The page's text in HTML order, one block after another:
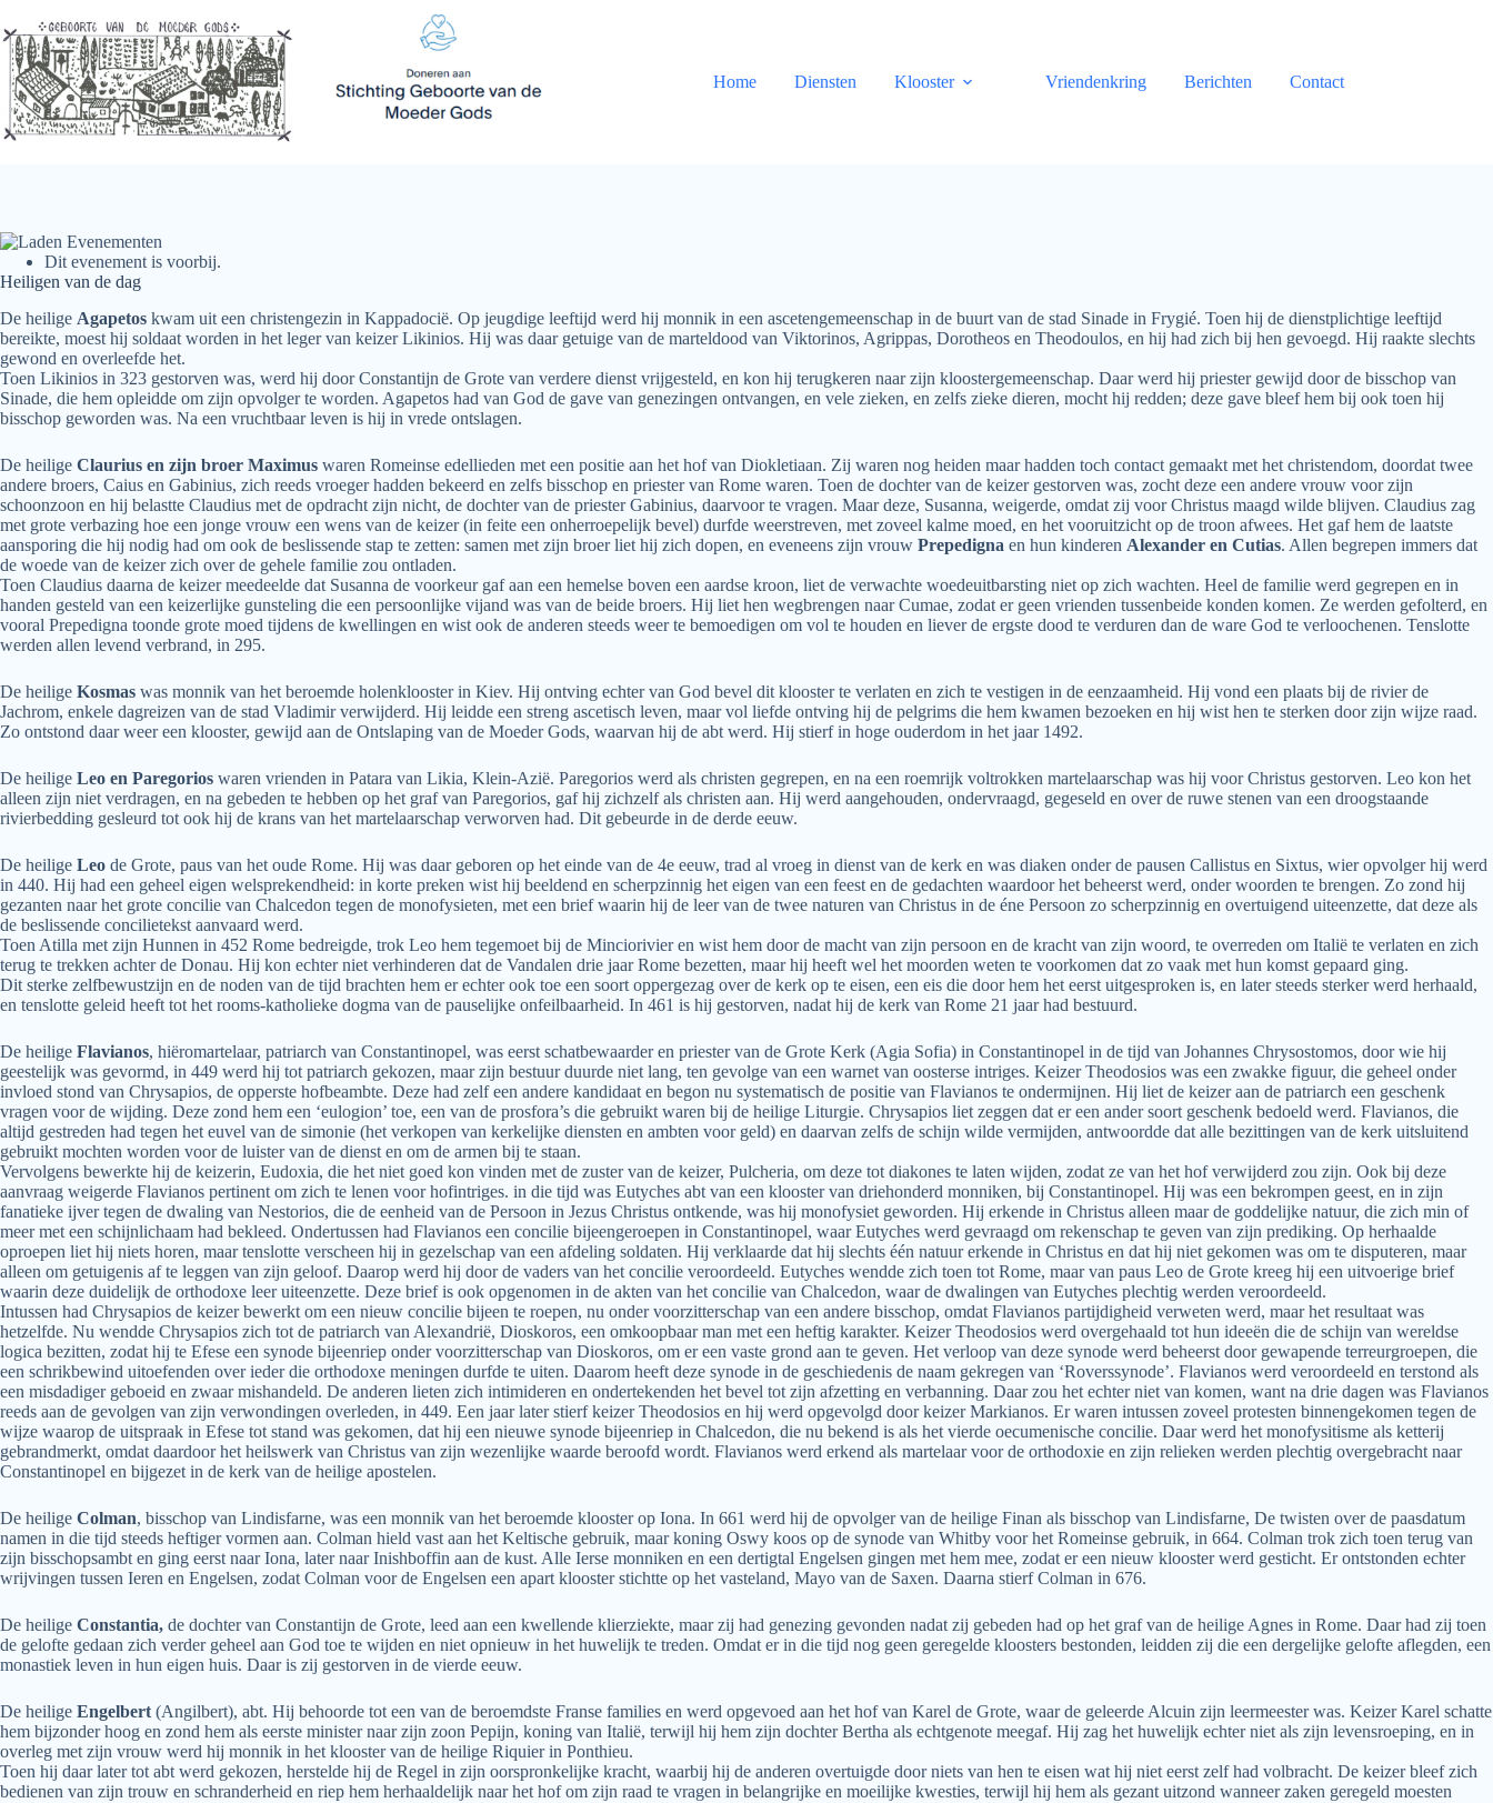
naar
de
inhoud
Home Diensten Klooster Vriendenkring Berichten Contact
Dit evenement is voorbij.
Heiligen van de dag
De heilige Agapetos kwam uit een christengezin in Kappadocië. Op jeugdige leeftijd werd hij monnik in een ascetengemeenschap in de buurt van de stad Sinade in Frygié. Toen hij de dienstplichtige leeftijd
bereikte, moest hij soldaat worden in het leger van keizer Likinios. Hij was daar getuige van de marteldood van Viktorinos, Agrippas, Dorotheos en Theodoulos, en hij had zich bij hen gevoegd. Hij raakte slechts
gewond en overleefde het.
Toen Likinios in 323 gestorven was, werd hij door Constantijn de Grote van verdere dienst vrijgesteld, en kon hij terugkeren naar zijn kloostergemeenschap. Daar werd hij priester gewijd door de bisschop van
Sinade, die hem opleidde om zijn opvolger te worden. Agapetos had van God de gave van genezingen ontvangen, en vele zieken, en zelfs zieke dieren, mocht hij redden; deze gave bleef hem bij ook toen hij
bisschop geworden was. Na een vruchtbaar leven is hij in vrede ontslagen.
De heilige Claurius en zijn broer Maximus waren Romeinse edellieden met een positie aan het hof van Diokletiaan. Zij waren nog heiden maar hadden toch contact gemaakt met het christendom, doordat twee
andere broers, Caius en Gabinius, zich reeds vroeger hadden bekeerd en zelfs bisschop en priester van Rome waren. Toen de dochter van de keizer gestorven was, zocht deze een andere vrouw voor zijn
schoonzoon en hij belastte Claudius met de opdracht zijn nicht, de dochter van de priester Gabinius, daarvoor te vragen. Maar deze, Susanna, weigerde, omdat zij voor Christus maagd wilde blijven. Claudius zag
met grote verbazing hoe een jonge vrouw een wens van de keizer (in feite een onherroepelijk bevel) durfde weerstreven, met zoveel kalme moed, en het vooruitzicht op de troon afwees. Het gaf hem de laatste
aansporing die hij nodig had om ook de beslissende stap te zetten: samen met zijn broer liet hij zich dopen, en eveneens zijn vrouw Prepedigna en hun kinderen Alexander en Cutias. Allen begrepen immers dat
de woede van de keizer zich over de gehele familie zou ontladen.
Toen Claudius daarna de keizer meedeelde dat Susanna de voorkeur gaf aan een hemelse boven een aardse kroon, liet de verwachte woedeuitbarsting niet op zich wachten. Heel de familie werd gegrepen en in
handen gesteld van een keizerlijke gunsteling die een persoonlijke vijand was van de beide broers. Hij liet hen wegbrengen naar Cumae, zodat er geen vrienden tussenbeide konden komen. Ze werden gefolterd, en
vooral Prepedigna toonde grote moed tijdens de kwellingen en wist ook de anderen steeds weer te bemoedigen om vol te houden en liever de ergste dood te verduren dan de ware God te verloochenen. Tenslotte
werden allen levend verbrand, in 295.
De heilige Kosmas was monnik van het beroemde holenklooster in Kiev. Hij ontving echter van God bevel dit klooster te verlaten en zich te vestigen in de eenzaamheid. Hij vond een plaats bij de rivier de
Jachrom, enkele dagreizen van de stad Vladimir verwijderd. Hij leidde een streng ascetisch leven, maar vol liefde ontving hij de pelgrims die hem kwamen bezoeken en hij wist hen te sterken door zijn wijze raad.
Zo ontstond daar weer een klooster, gewijd aan de Ontslaping van de Moeder Gods, waarvan hij de abt werd. Hij stierf in hoge ouderdom in het jaar 1492.
De heilige Leo en Paregorios waren vrienden in Patara van Likia, Klein-Azië. Paregorios werd als christen gegrepen, en na een roemrijk voltrokken martelaarschap was hij voor Christus gestorven. Leo kon het
alleen zijn niet verdragen, en na gebeden te hebben op het graf van Paregorios, gaf hij zichzelf als christen aan. Hij werd aangehouden, ondervraagd, gegeseld en over de ruwe stenen van een droogstaande
rivierbedding gesleurd tot ook hij de krans van het martelaarschap verworven had. Dit gebeurde in de derde eeuw.
De heilige Leo de Grote, paus van het oude Rome. Hij was daar geboren op het einde van de 4e eeuw, trad al vroeg in dienst van de kerk en was diaken onder de pausen Callistus en Sixtus, wier opvolger hij werd
in 440. Hij had een geheel eigen welsprekendheid: in korte preken wist hij beeldend en scherpzinnig het eigen van een feest en de gedachten waardoor het beheerst werd, onder woorden te brengen. Zo zond hij
gezanten naar het grote concilie van Chalcedon tegen de monofysieten, met een brief waarin hij de leer van de twee naturen van Christus in de éne Persoon zo scherpzinnig en overtuigend uiteenzette, dat deze als
de beslissende concilietekst aanvaard werd.
Toen Atilla met zijn Hunnen in 452 Rome bedreigde, trok Leo hem tegemoet bij de Minciorivier en wist hem door de macht van zijn persoon en de kracht van zijn woord, te overreden om Italië te verlaten en zich
terug te trekken achter de Donau. Hij kon echter niet verhinderen dat de Vandalen drie jaar Rome bezetten, maar hij heeft wel het moorden weten te voorkomen dat zo vaak met hun komst gepaard ging.
Dit sterke zelfbewustzijn en de noden van de tijd brachten hem er echter ook toe een soort oppergezag over de kerk op te eisen, een eis die door hem het eerst uitgesproken is, en later steeds sterker werd herhaald,
en tenslotte geleid heeft tot het rooms-katholieke dogma van de pauselijke onfeilbaarheid. In 461 is hij gestorven, nadat hij de kerk van Rome 21 jaar had bestuurd.
De heilige Flavianos, hiëromartelaar, patriarch van Constantinopel, was eerst schatbewaarder en priester van de Grote Kerk (Agia Sofia) in Constantinopel in de tijd van Johannes Chrysostomos, door wie hij
geestelijk was gevormd, in 449 werd hij tot patriarch gekozen, maar zijn bestuur duurde niet lang, ten gevolge van een warnet van oosterse intriges. Keizer Theodosios was een zwakke figuur, die geheel onder
invloed stond van Chrysapios, de opperste hofbeambte. Deze had zelf een andere kandidaat en begon nu systematisch de positie van Flavianos te ondermijnen. Hij liet de keizer aan de patriarch een geschenk
vragen voor de wijding. Deze zond hem een ‘eulogion’ toe, een van de prosfora’s die gebruikt waren bij de heilige Liturgie. Chrysapios liet zeggen dat er een ander soort geschenk bedoeld werd. Flavianos, die
altijd gestreden had tegen het euvel van de simonie (het verkopen van kerkelijke diensten en ambten voor geld) en daarvan zelfs de schijn wilde vermijden, antwoordde dat alle bezittingen van de kerk uitsluitend
gebruikt mochten worden voor de luister van de dienst en om de armen bij te staan.
Vervolgens bewerkte hij de keizerin, Eudoxia, die het niet goed kon vinden met de zuster van de keizer, Pulcheria, om deze tot diakones te laten wijden, zodat ze van het hof verwijderd zou zijn. Ook bij deze
aanvraag weigerde Flavianos pertinent om zich te lenen voor hofintriges. in die tijd was Eutyches abt van een klooster van driehonderd monniken, bij Constantinopel. Hij was een bekrompen geest, en in zijn
fanatieke ijver tegen de dwaling van Nestorios, die de eenheid van de Persoon in Jezus Christus ontkende, was hij monofysiet geworden. Hij erkende in Christus alleen maar de goddelijke natuur, die zich min of
meer met een schijnlichaam had bekleed. Ondertussen had Flavianos een concilie bijeengeroepen in Constantinopel, waar Eutyches werd gevraagd om rekenschap te geven van zijn prediking. Op herhaalde
oproepen liet hij niets horen, maar tenslotte verscheen hij in gezelschap van een afdeling soldaten. Hij verklaarde dat hij slechts één natuur erkende in Christus en dat hij niet gekomen was om te disputeren, maar
alleen om getuigenis af te leggen van zijn geloof. Daarop werd hij door de vaders van het concilie veroordeeld. Eutyches wendde zich toen tot Rome, maar van paus Leo de Grote kreeg hij een uitvoerige brief
waarin deze duidelijk de orthodoxe leer uiteenzette. Deze brief is ook opgenomen in de akten van het concilie van Chalcedon, waar de dwalingen van Eutyches plechtig werden veroordeeld.
Intussen had Chrysapios de keizer bewerkt om een nieuw concilie bijeen te roepen, nu onder voorzitterschap van een andere bisschop, omdat Flavianos partijdigheid verweten werd, maar het resultaat was
hetzelfde. Nu wendde Chrysapios zich tot de patriarch van Alexandrië, Dioskoros, een omkoopbaar man met een heftig karakter. Keizer Theodosios werd overgehaald tot hun ideeën die de schijn van wereldse
logica bezitten, zodat hij te Efese een synode bijeenriep onder voorzitterschap van Dioskoros, om er een vaste grond aan te geven. Het verloop van deze synode werd beheerst door gewapende terreurgroepen, die
een schrikbewind uitoefenden over ieder die orthodoxe meningen durfde te uiten. Daarom heeft deze synode in de geschiedenis de naam gekregen van ‘Roverssynode’. Flavianos werd veroordeeld en terstond als
een misdadiger geboeid en zwaar mishandeld. De anderen lieten zich intimideren en ondertekenden het bevel tot zijn afzetting en verbanning. Daar zou het echter niet van komen, want na drie dagen was Flavianos
reeds aan de gevolgen van zijn verwondingen overleden, in 449. Een jaar later stierf keizer Theodosios en hij werd opgevolgd door keizer Markianos. Er waren intussen zoveel protesten binnengekomen tegen de
wijze waarop de uitspraak in Efese tot stand was gekomen, dat hij een nieuwe synode bijeenriep in Chalcedon, die nu bekend is als het vierde oecumenische concilie. Daar werd het monofysitisme als ketterij
gebrandmerkt, omdat daardoor het heilswerk van Christus van zijn wezenlijke waarde beroofd wordt. Flavianos werd erkend als martelaar voor de orthodoxie en zijn relieken werden plechtig overgebracht naar
Constantinopel en bijgezet in de kerk van de heilige apostelen.
De heilige Colman, bisschop van Lindisfarne, was een monnik van het beroemde klooster op Iona. In 661 werd hij de opvolger van de heilige Finan als bisschop van Lindisfarne, De twisten over de paasdatum
namen in die tijd steeds heftiger vormen aan. Colman hield vast aan het Keltische gebruik, maar koning Oswy koos op de synode van Whitby voor het Romeinse gebruik, in 664. Colman trok zich toen terug van
zijn bisschopsambt en ging eerst naar Iona, later naar Inishboffin aan de kust. Alle Ierse monniken en een dertigtal Engelsen gingen met hem mee, zodat er een nieuw klooster werd gesticht. Er ontstonden echter
wrijvingen tussen Ieren en Engelsen, zodat Colman voor de Engelsen een apart klooster stichtte op het vasteland, Mayo van de Saxen. Daarna stierf Colman in 676.
De heilige Constantia, de dochter van Constantijn de Grote, leed aan een kwellende klierziekte, maar zij had genezing gevonden nadat zij gebeden had op het graf van de heilige Agnes in Rome. Daar had zij toen
de gelofte gedaan zich verder geheel aan God toe te wijden en niet opnieuw in het huwelijk te treden. Omdat er in die tijd nog geen geregelde kloosters bestonden, leidden zij die een dergelijke gelofte aflegden, een
monastiek leven in hun eigen huis. Daar is zij gestorven in de vierde eeuw.
De heilige Engelbert (Angilbert), abt. Hij behoorde tot een van de beroemdste Franse families en werd opgevoed aan het hof van Karel de Grote, waar de geleerde Alcuin zijn leermeester was. Keizer Karel schatte
hem bijzonder hoog en zond hem als eerste minister naar zijn zoon Pepijn, koning van Italië, terwijl hij hem zijn dochter Bertha als echtgenote meegaf. Hij zag het huwelijk echter niet als zijn levensroeping, en in
overleg met zijn vrouw werd hij monnik in het klooster van de heilige Riquier in Ponthieu.
Toen hij daar later tot abt werd gekozen, herstelde hij de Regel in zijn oorspronkelijke kracht, waarbij hij de anderen overtuigde door niets van hen te eisen wat hij niet eerst zelf had volbracht. De keizer bleef zich
bedienen van zijn trouw en schranderheid en riep hem herhaaldelijk naar het hof om zijn raad te vragen in belangrijke en moeilijke kwesties, terwijl hij hem als gezant uitzond wanneer zaken geregeld moesten